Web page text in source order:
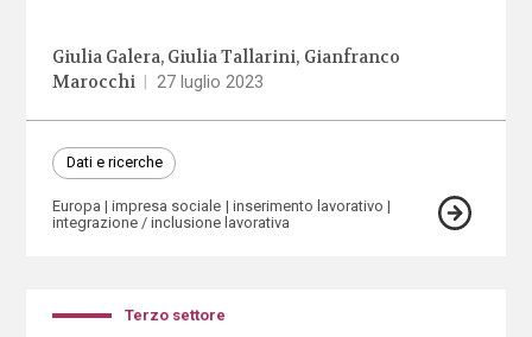
Giulia Galera Giulia Tallarini Gianfranco
Marocchi
27 luglio 2023
Dati e ricerche
Europa impresa sociale
inserimento lavorativo
integrazione / inclusione lavorativa
Terzo settore